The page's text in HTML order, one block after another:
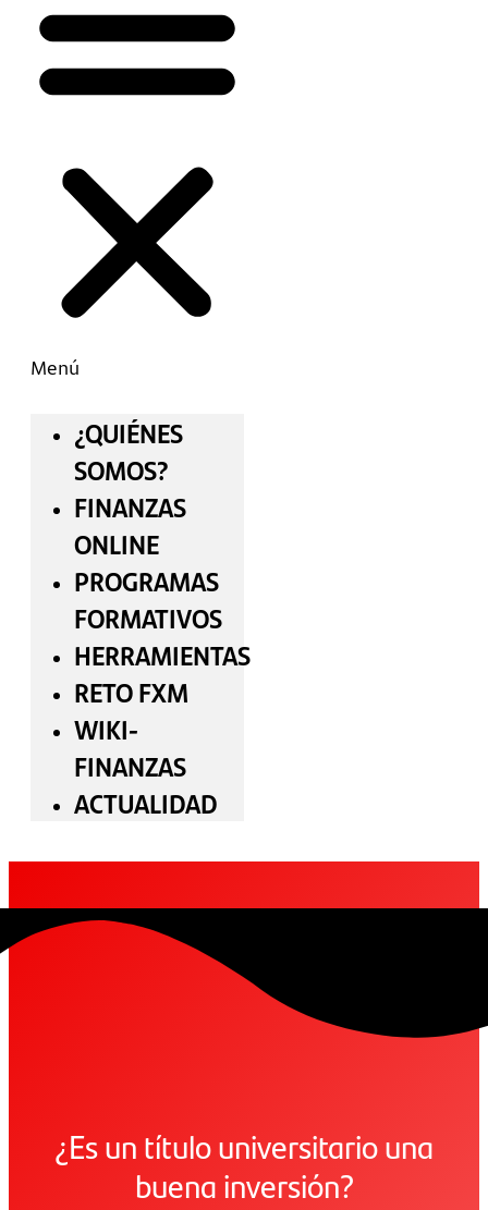
Menú
¿QUIÉNES
SOMOS?
FINANZAS
ONLINE
PROGRAMAS
FORMATIVOS
HERRAMIENTAS
RETO FXM
WIKI-
FINANZAS
ACTUALIDAD
¿Es un título universitario una
buena inversión?